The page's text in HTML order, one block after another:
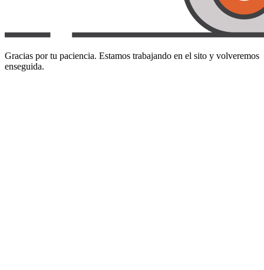
Gracias por tu paciencia. Estamos trabajando en el sito y volveremos
enseguida.